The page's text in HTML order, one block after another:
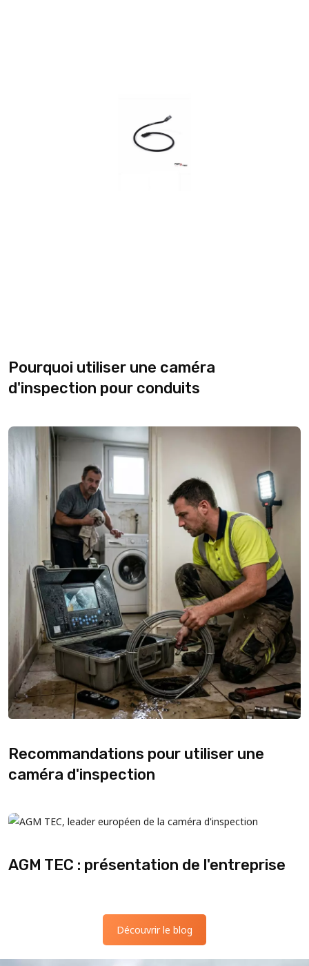
Pourquoi utiliser une caméra
d'inspection pour conduits
Recommandations pour utiliser une
caméra d'inspection
AGM TEC : présentation de l'entreprise
Découvrir le blog